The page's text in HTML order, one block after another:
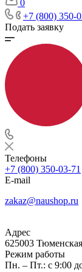
0
+7 (800) 350-
Подать заявку
Телефоны
+7 (800) 350-03-71
E-mail
zakaz@naushop.ru
Адрес
625003
Режим работы
Пн. – Пт.: с 9:00